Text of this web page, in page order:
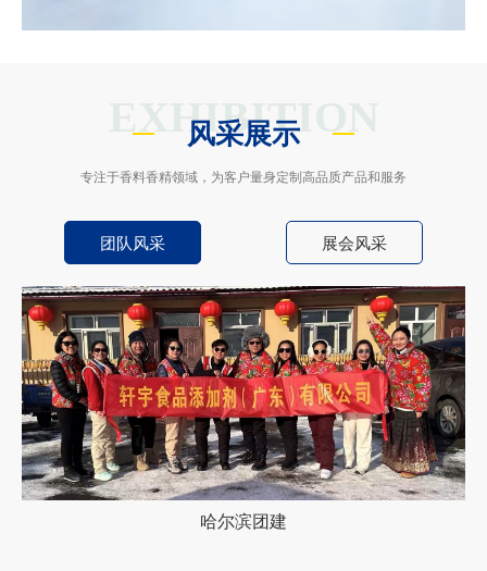
EXHIBITION
风采展示
专注于香料香精领域，为客户量身定制高品质产品和服务
团队风采 展会风采
哈尔滨团建